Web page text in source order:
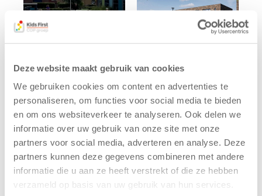
Deze website maakt gebruik van cookies
We gebruiken cookies om content en advertenties te
personaliseren, om functies voor social media te bieden
en om ons websiteverkeer te analyseren. Ook delen we
informatie over uw gebruik van onze site met onze
partners voor social media, adverteren en analyse. Deze
partners kunnen deze gegevens combineren met andere
informatie die u aan ze heeft verstrekt of die ze hebben
verzameld op basis van uw gebruik van hun services.
Kinderen BSO
De
Westerburcht
trainen alvast
voor Kids First
Mini 4 Mijl
7 augustus 2026
Kids First
tekent
koopcontract
voor nieuw
kindcentrum in
wijk Wiarda in
Leeuwarden